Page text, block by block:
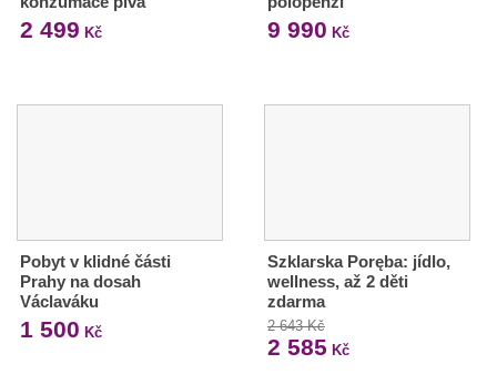
2 499 Kč 9 990 Kč
Pobyt v klidné části
Prahy na dosah
Václaváku
1 500 Kč
Szklarska Poręba: jídlo,
wellness, až 2 děti
zdarma
2 643 Kč
2 585 Kč